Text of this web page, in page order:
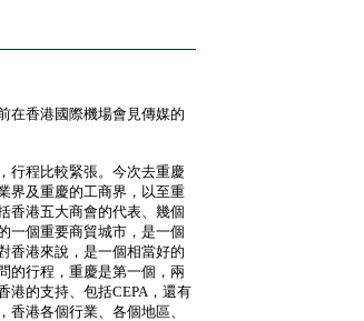
香港國際機場會見傳媒的
行程比較緊張。今次去重慶
界及重慶的工商界，以至重
香港五大商會的代表、幾個
一個重要商貿城市，是一個
香港來說，是一個相當好的
的行程，重慶是第一個，兩
港的支持、包括CEPA，還有
港各個行業、各個地區、